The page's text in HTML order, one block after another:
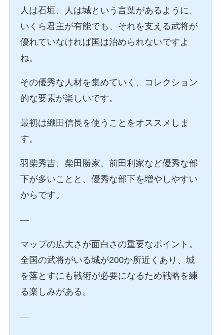
人は石垣、人は城という言葉があるように、
いくら君主が有能でも、それを支える武将が
優れていなければ国は治められないですよ
ね。
その優秀な人材を集めていく、コレクション
的な要素が楽しいです。
最初は織田信長を使うことをオススメしま
す。
羽柴秀吉、柴田勝家、前田利家など優秀な部
下が多いことと、優秀な部下を増やしやすい
からです。
—
マップの広大さが面白さの重要なポイント。
全国の武将がいる城が200か所近くあり、城
を落とすにも戦術が必要になるため戦略を練
る楽しみがある。
—